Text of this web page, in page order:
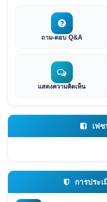
ถาม-ตอบ Q&A
แสดงความคิดเห็น
เฟ
การประ